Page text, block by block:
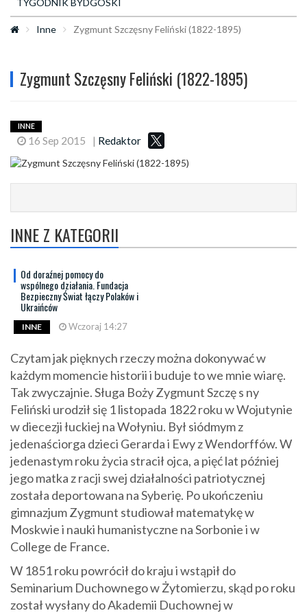
TYGODNIK BYDGOSKI
Inne Zygmunt Szczęsny Feliński (1822-1895)
Zygmunt Szczęsny Feliński (1822-1895)
INNE
16 Sep 2015 | Redaktor
INNE Z KATEGORII
Od doraźnej pomocy do
wspólnego działania. Fundacja
Bezpieczny Świat łączy Polaków i
Ukraińców
INNE Wczoraj 14:27
Czytam jak pięknych rzeczy można dokonywać w
każdym momencie historii i buduje to we mnie wiarę.
Tak zwyczajnie. Sługa Boży Zygmunt Szczę s ny
Feliński urodził się 1 listopada 1822 roku w Wojutynie
w diecezji łuckiej na Wołyniu. Był siódmym z
jedenaściorga dzieci Gerarda i Ewy z Wendorffów. W
jedenastym roku życia stracił ojca, a pięć lat później
jego matka z racji swej działalności patriotycznej
została deportowana na Syberię. Po ukończeniu
gimnazjum Zygmunt studiował matematykę w
Moskwie i nauki humanistyczne na Sorbonie i w
College de France.
W 1851 roku powrócił do kraju i wstąpił do
Seminarium Duchownego w Żytomierzu, skąd po roku
został wysłany do Akademii Duchownej w